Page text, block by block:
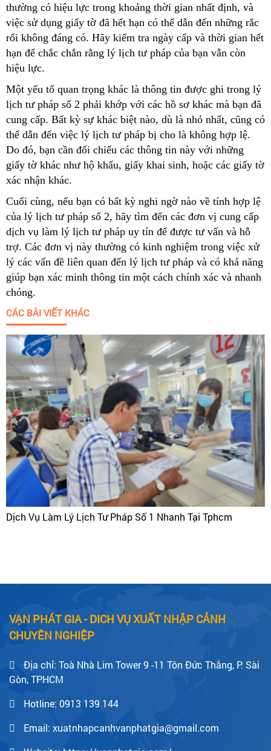
thường có hiệu lực trong khoảng thời gian nhất định, và
việc sử dụng giấy tờ đã hết hạn có thể dẫn đến những rắc
rối không đáng có. Hãy kiểm tra ngày cấp và thời gian hết
hạn để chắc chắn rằng lý lịch tư pháp của bạn vẫn còn
hiệu lực.
Một yếu tố quan trọng khác là thông tin được ghi trong lý
lịch tư pháp số 2 phải khớp với các hồ sơ khác mà bạn đã
cung cấp. Bất kỳ sự khác biệt nào, dù là nhỏ nhất, cũng có
thể dẫn đến việc lý lịch tư pháp bị cho là không hợp lệ.
Do đó, bạn cần đối chiếu các thông tin này với những
giấy tờ khác như hộ khẩu, giấy khai sinh, hoặc các giấy tờ
xác nhận khác.
Cuối cùng, nếu bạn có bất kỳ nghi ngờ nào về tính hợp lệ
của lý lịch tư pháp số 2, hãy tìm đến các đơn vị cung cấp
dịch vụ làm lý lịch tư pháp uy tín để được tư vấn và hỗ
trợ. Các đơn vị này thường có kinh nghiệm trong việc xử
lý các vấn đề liên quan đến lý lịch tư pháp và có khả năng
giúp bạn xác minh thông tin một cách chính xác và nhanh
chóng.
CÁC BÀI VIẾT KHÁC
Dịch Vụ Làm Lý Lịch Tư Pháp Số 1 Nhanh Tại Tphcm
VẠN PHÁT GIA - DICH VỤ XUẤT NHẬP CẢNH
CHUYÊN NGHIỆP
Địa chỉ: Toà Nhà Lim Tower 9 -11 Tôn Đức Thắng, P. Sài
Gòn, TPHCM
Hotline: 0913 139 144
Email: xuatnhapcanhvanphatgia@gmail.com